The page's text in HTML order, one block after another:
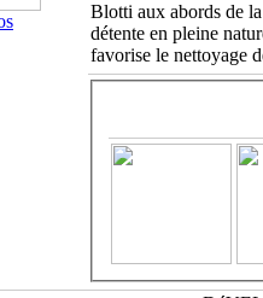
Blotti aux abords de
détente en pleine
favorise le nettoyage